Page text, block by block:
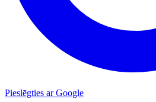
Pieslēgties ar Google